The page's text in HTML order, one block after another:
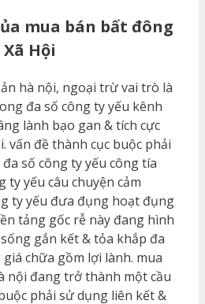
mua bán bất đông
Hội
hà nội, ngoại trừ vai trò là
đa số công ty yếu kênh
lành bạo gan & tích cực
vấn đề thành cục buộc phải
số công ty yếu công tía
ty yếu câu chuyện cảm
ty yếu đưa đụng hoạt đụng
tảng gốc rễ này đang hình
gắn kết & tỏa khắp đa
chữa gồm lợi lành. mua
nội đang trở thành một cầu
phải sử dụng liên kết &